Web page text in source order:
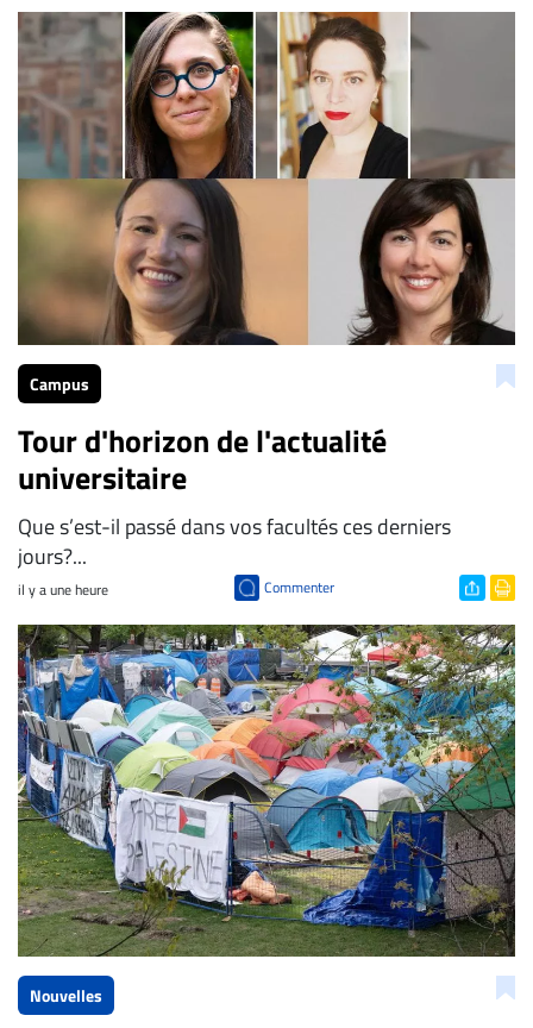
Campus
Tour d'horizon de l'actualité
universitaire
Que s’est-il passé dans vos facultés ces derniers
jours?...
il y a une heure Commenter
Nouvelles